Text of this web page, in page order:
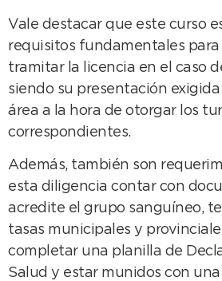
Vale destacar que este curso
requisitos fundamentales para
tramitar la licencia en el caso
siendo su presentación exigida
área a la hora de otorgar los
correspondientes.
Además, también son
esta diligencia contar con
acredite el grupo sanguíneo,
tasas municipales y
completar una planilla de
Salud y estar munidos con